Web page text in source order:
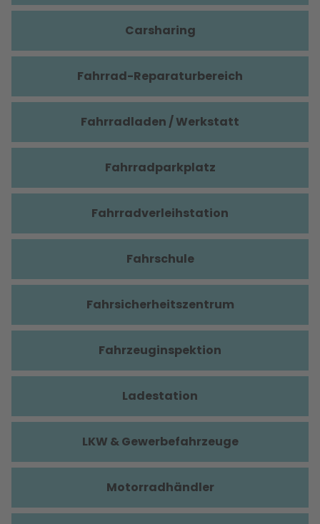
Carsharing
Fahrrad-Reparaturbereich
Fahrradladen / Werkstatt
Fahrradparkplatz
Fahrradverleihstation
Fahrschule
Fahrsicherheitszentrum
Fahrzeuginspektion
Ladestation
LKW & Gewerbefahrzeuge
Motorradhändler